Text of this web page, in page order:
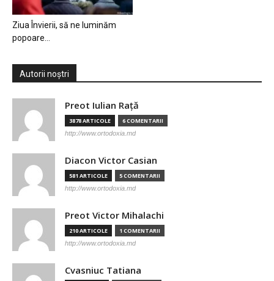
Ziua Învierii, să ne luminăm
popoare…
Autorii noștri
Preot Iulian Raţă
3878 ARTICOLE 6 COMENTARII
http://www.ortodoxia.md
Diacon Victor Casian
581 ARTICOLE 5 COMENTARII
http://www.ortodoxia.md
Preot Victor Mihalachi
210 ARTICOLE 1 COMENTARII
http://www.ortodoxia.md
Cvasniuc Tatiana